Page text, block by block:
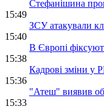
Стефанішина
15:49
ЗСУ атакували
15:40
В Європі
15:38
Кадрові зміни у
15:36
"Атеш" виявив
15:33